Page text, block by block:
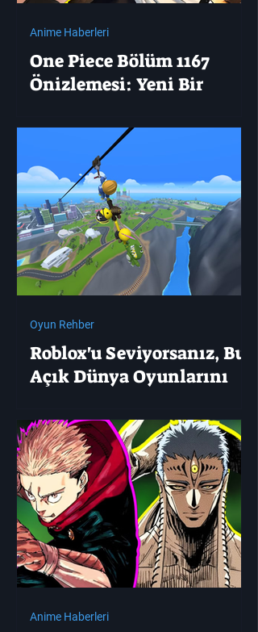
One Piece Bölüm 1167
Önizlemesi: Yeni Bir
Anime Haberleri
Roblox'u Seviyorsanız, Bu
Açık Dünya Oyunlarını
Oyun Rehber
Anime Haberleri